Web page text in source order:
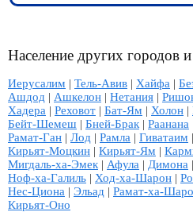
Население других городов
Иерусалим | Тель-Авив | Хайфа |
Ашдод | Ашкелон | Нетания |
Хадера | Реховот | Бат-Ям | Холон |
Бейт-Шемеш | Бней-Брак | Раанана
Рамат-Ган | Лод | Рамла | Гиватаим |
Кирьят-Моцкин | Кирьят-Ям |
Мигдаль-ха-Эмек | Афула | Димона |
Ноф-ха-Галиль | Ход-ха-Шарон |
Нес-Циона | Эльад | Рамат-ха-
Кирьят-Оно